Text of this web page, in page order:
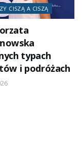
CISZĄ A CISZĄ
typach
i podróżach